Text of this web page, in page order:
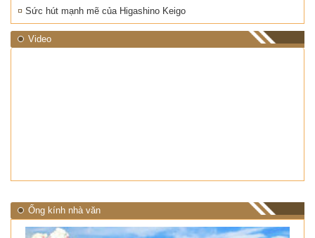
Sức hút mạnh mẽ của Higashino Keigo
Video
Ống kính nhà văn